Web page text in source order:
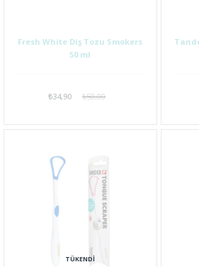
Fresh White Diş Tozu Smokers
50 ml
₺34,90 ₺50,00
TÜKENDI